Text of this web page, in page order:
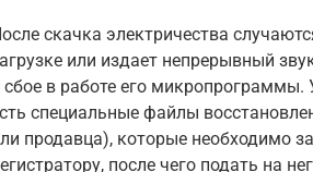
скачка электричества
или издает непрерывный
сбое в работе его микропрограммы.
специальные файлы
продавца), которые необходимо
после чего подать на